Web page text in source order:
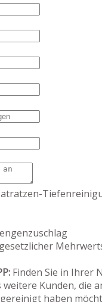
Finden Sie in Ihrer
Kunden, die
haben